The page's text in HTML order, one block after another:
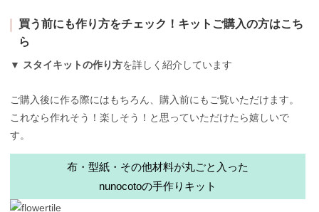
買う前にも作り方をチェック！キットご購入の方はこち
ら
▼ スタイキットの作り方を詳しく紹介しています
ご購入後に作る際にはもちろん、購入前にもご覧いただけます。
これなら作れそう！楽しそう！と思っていただけたら嬉しいで
す。
布・型紙・その他材料が丸ごと入った
nunocotoの手作りキット